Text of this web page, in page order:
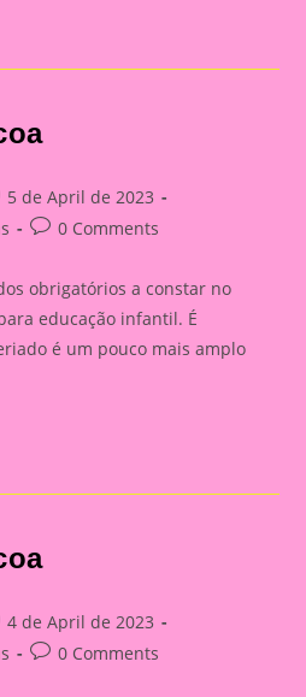
5 de April de 2023
Post0 Comments
obrigatórios a constar no
educação infantil. É
é um pouco mais amplo
4 de April de 2023
Post0 Comments